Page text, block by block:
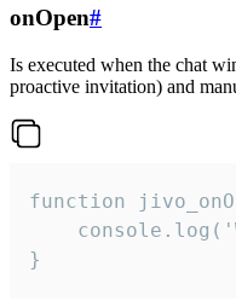
onOpen#
Is executed when the chat
proactive invitation) and
function
}